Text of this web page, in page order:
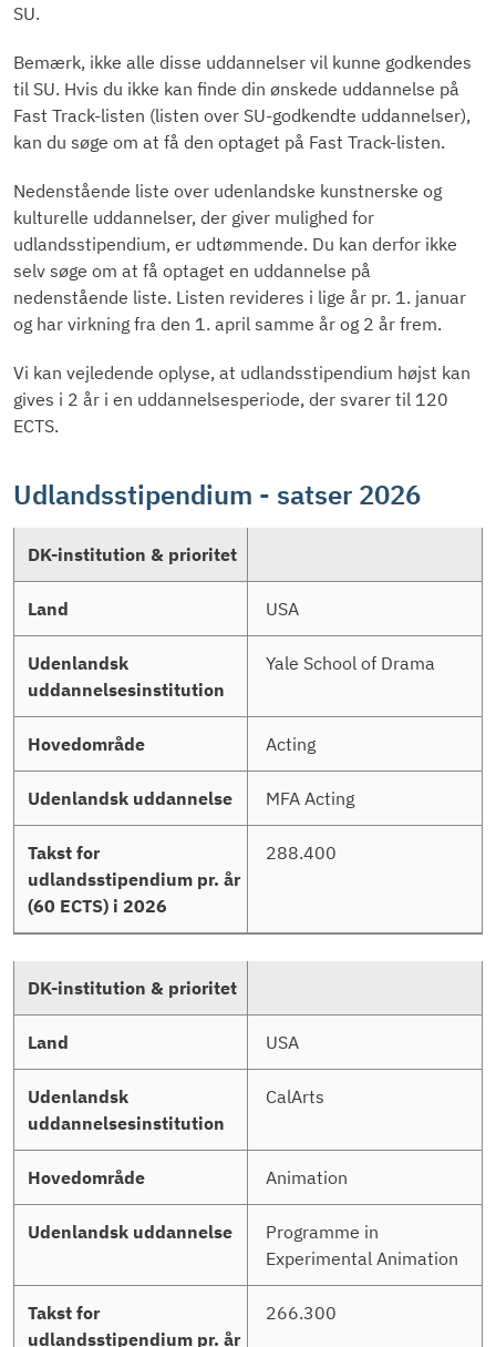
SU.
Bemærk, ikke alle disse uddannelser vil kunne godkendes
til SU. Hvis du ikke kan finde din ønskede uddannelse på
Fast Track-listen (listen over SU-godkendte uddannelser),
kan du søge om at få den optaget på Fast Track-listen.
Nedenstående liste over udenlandske kunstnerske og
kulturelle uddannelser, der giver mulighed for
udlandsstipendium, er udtømmende. Du kan derfor ikke
selv søge om at få optaget en uddannelse på
nedenstående liste. Listen revideres i lige år pr. 1. januar
og har virkning fra den 1. april samme år og 2 år frem.
Vi kan vejledende oplyse, at udlandsstipendium højst kan
gives i 2 år i en uddannelsesperiode, der svarer til 120
ECTS.
Udlandsstipendium - satser 2026
DK-
institution
&
prioritet
Land
Udenlandsk
uddannelsesinstitution
Hovedområde
Udenlandsk
uddannelse
for
udlandsstipendium
pr.
år
(60
ECTS)
i
2026
USA
Yale School of Drama
Acting
MFA Acting
288.400
USA
CalArts
Animation
Programme in
Experimental Animation
266.300